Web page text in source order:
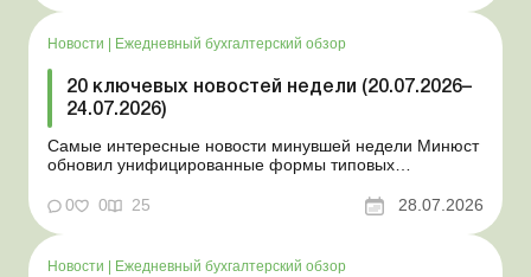
Новости | Ежедневный бухгалтерский обзор
20 ключевых новостей недели (20.07.2026–
24.07.2026)
Самые интересные новости минувшей недели Минюст
обновил унифицированные формы типовых
новость о создании координационного центра по
статус «в розыске»: что нужно знать работодателям
Закон о ВПЛ: ка...
0 0 25 28.07.2026
Новости Ежедневный бухгалтерский обзор